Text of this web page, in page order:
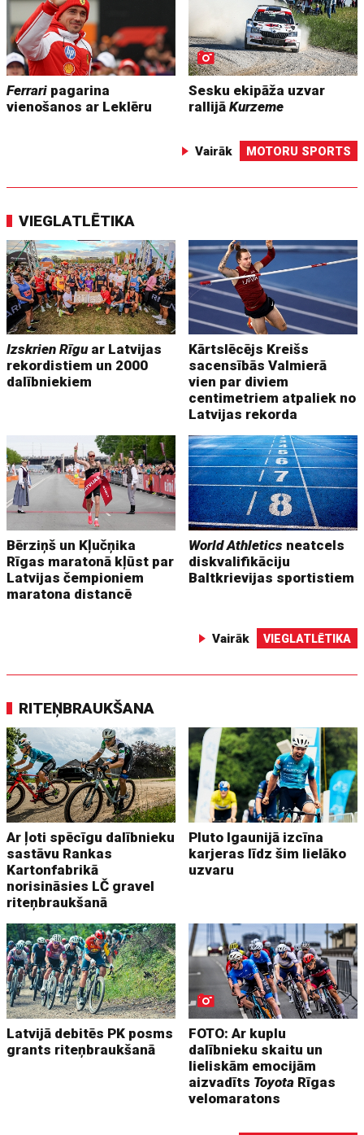
Ferrari pagarina
vienošanos ar Leklēru
Sesku ekipāža uzvar
rallijāKurzeme
Vairāk MOTORU SPORTS
VIEGLATLĒTIKA
Izskrien Rīguar Latvijas
rekordistiem un 2000
dalībniekiem
Kārtslēcējs Kreišs
sacensībās Valmierā
vien par diviem
centimetriem atpaliek no
Latvijas rekorda
Bērziņš un Kļučņika
Rīgas maratonā kļūst par
Latvijas čempioniem
maratona distancē
World Athletics neatcels
diskvalifikāciju
Baltkrievijas sportistiem
Vairāk VIEGLATLĒTIKA
RITEŅBRAUKŠANA
Ar ļoti spēcīgu dalībnieku
sastāvu Rankas
Kartonfabrikā
norisināsies LČ gravel
riteņbraukšanā
Pluto Igaunijā izcīna
karjeras līdz šim lielāko
uzvaru
Latvijā debitēs PK posms
grants riteņbraukšanā
FOTO: Ar kuplu
dalībnieku skaitu un
lieliskām emocijām
aizvadīts Toyota Rīgas
velomaratons